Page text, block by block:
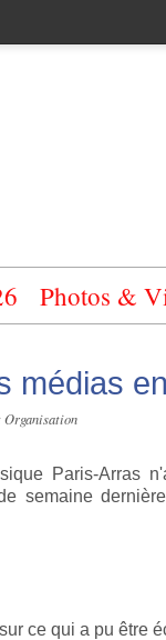
Photos &
médias
Organisation
Paris-Arras
semaine
ce qui a pu être